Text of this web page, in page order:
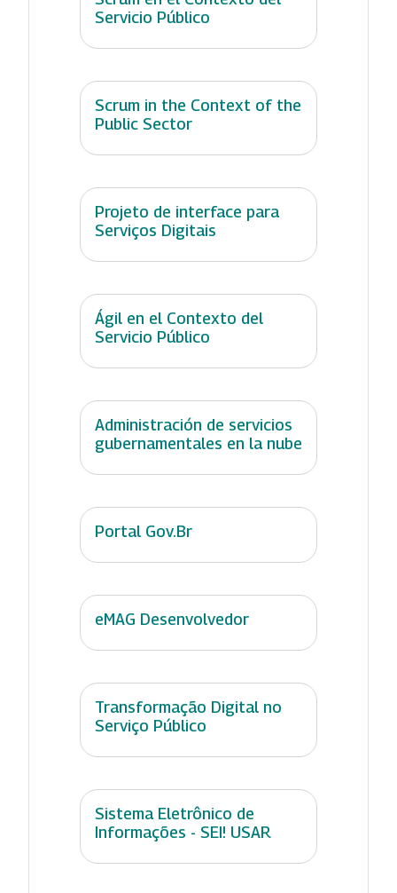
Servicio Público
Scrum in the Context of the
Public Sector
Projeto de interface para
Serviços Digitais
Ágil en el Contexto del
Servicio Público
Administración de servicios
gubernamentales en la nube
Portal Gov.Br
eMAG Desenvolvedor
Transformação Digital no
Serviço Público
Sistema Eletrônico de
Informações - SEI! USAR